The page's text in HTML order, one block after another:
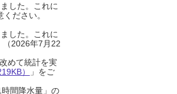
した。これに
ださい。
した。これに
（2026年7月22
めて統計を実
）
」をご
間降水量」の